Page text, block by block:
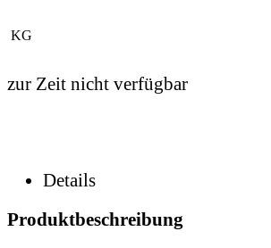
KG
zur Zeit nicht verfügbar
Details
Produktbeschreibung